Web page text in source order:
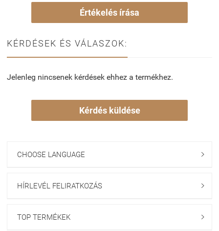
Értékelés írása
KÉRDÉSEK ÉS VÁLASZOK:
Jelenleg nincsenek kérdések ehhez a termékhez.
Kérdés küldése
CHOOSE LANGUAGE 
HÍRLEVÉL FELIRATKOZÁS 
TOP TERMÉKEK 